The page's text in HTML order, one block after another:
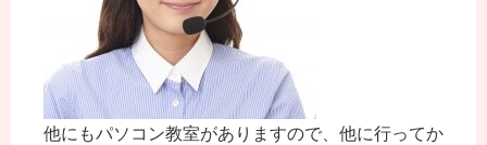
他にもパソコン教室がありますので、他に行ってか